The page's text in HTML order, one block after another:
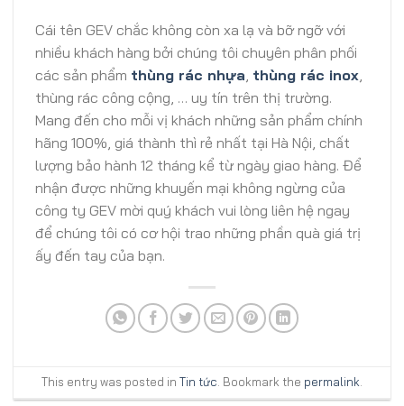
Cái tên GEV chắc không còn xa lạ và bỡ ngỡ với
nhiều khách hàng bởi chúng tôi chuyên phân phối
các sản phẩm thùng rác nhựa thùng rác inox
thùng rác công cộng, … uy tín trên thị trường.
Mang đến cho mỗi vị khách những sản phẩm chính
hãng 100%, giá thành thì rẻ nhất tại Hà Nội, chất
lượng bảo hành 12 tháng kể từ ngày giao hàng. Để
nhận được những khuyến mại không ngừng của
công ty GEV mời quý khách vui lòng liên hệ ngay
để chúng tôi có cơ hội trao những phần quà giá trị
ấy đến tay của bạn.
This entry was posted in Tin tức . Bookmark the permalink